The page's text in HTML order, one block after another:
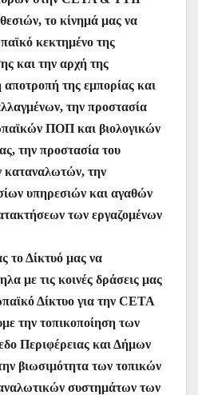
το κίνημά μας να
κεκτημένο της
και την αρχή της
της εμπορίας και
την προστασία
ΠΟΠ και βιολογικών
την προστασία του
καταναλωτών, την
υπηρεσιών και αγαθών
των εργαζομένων
το Δίκτυό μας να
με τις κοινές δράσεις μας
Δίκτυο για την CETA
την τοπικοποίηση των
Περιφέρειας και Δήμων
βιωσιμότητα των τοπικών
συστημάτων των